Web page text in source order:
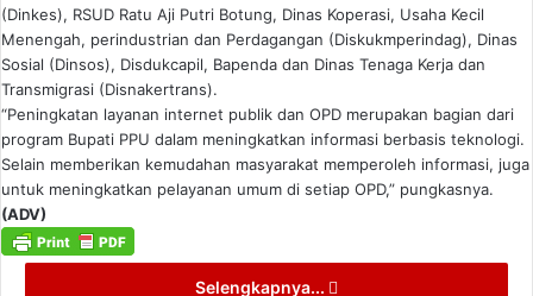
(Dinkes), RSUD Ratu Aji Putri Botung, Dinas Koperasi, Usaha Kecil
Menengah, perindustrian dan Perdagangan (Diskukmperindag), Dinas
Sosial (Dinsos), Disdukcapil, Bapenda dan Dinas Tenaga Kerja dan
Transmigrasi (Disnakertrans).
“Peningkatan layanan internet publik dan OPD merupakan bagian dari
program Bupati PPU dalam meningkatkan informasi berbasis teknologi.
Selain memberikan kemudahan masyarakat memperoleh informasi, juga
untuk meningkatkan pelayanan umum di setiap OPD,” pungkasnya.
(ADV)
Selengkapnya...